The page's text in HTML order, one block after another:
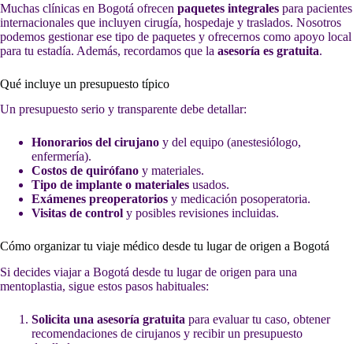
Muchas clínicas en Bogotá ofrecen paquetes integrales para pacientes
internacionales que incluyen cirugía, hospedaje y traslados. Nosotros
podemos gestionar ese tipo de paquetes y ofrecernos como apoyo local
para tu estadía. Además, recordamos que la asesoría es gratuita.
Qué incluye un presupuesto típico
Un presupuesto serio y transparente debe detallar:
Honorarios del cirujano y del equipo (anestesiólogo,
enfermería).
Costos de quirófano y materiales.
Tipo de implante o materiales usados.
Exámenes preoperatorios y medicación posoperatoria.
Visitas de control y posibles revisiones incluidas.
Cómo organizar tu viaje médico desde tu lugar de origen a Bogotá
Si decides viajar a Bogotá desde tu lugar de origen para una
mentoplastia, sigue estos pasos habituales:
Solicita una asesoría gratuita para evaluar tu caso, obtener
recomendaciones de cirujanos y recibir un presupuesto